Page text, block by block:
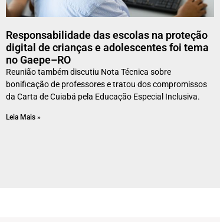
Responsabilidade das escolas na proteção
digital de crianças e adolescentes foi tema
no Gaepe–RO
Reunião também discutiu Nota Técnica sobre
bonificação de professores e tratou dos compromissos
da Carta de Cuiabá pela Educação Especial Inclusiva.
Leia Mais »